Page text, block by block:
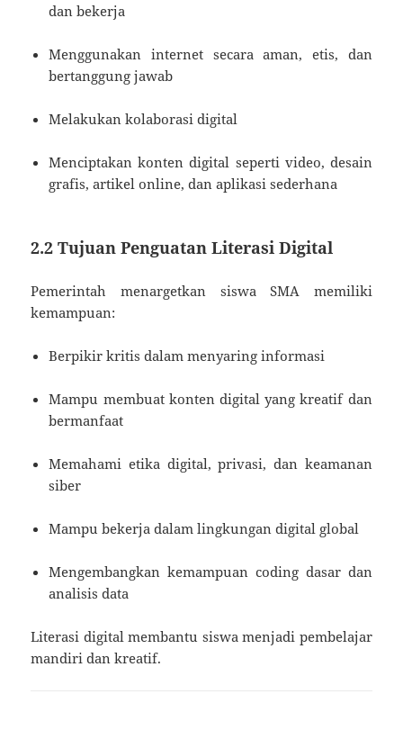
dan bekerja
Menggunakan internet secara aman, etis, dan
bertanggung jawab
Melakukan kolaborasi digital
Menciptakan konten digital seperti video, desain
grafis, artikel online, dan aplikasi sederhana
2.2 Tujuan Penguatan Literasi Digital
Pemerintah menargetkan siswa SMA memiliki
kemampuan:
Berpikir kritis dalam menyaring informasi
Mampu membuat konten digital yang kreatif dan
bermanfaat
Memahami etika digital, privasi, dan keamanan
siber
Mampu bekerja dalam lingkungan digital global
Mengembangkan kemampuan coding dasar dan
analisis data
Literasi digital membantu siswa menjadi pembelajar
mandiri dan kreatif.